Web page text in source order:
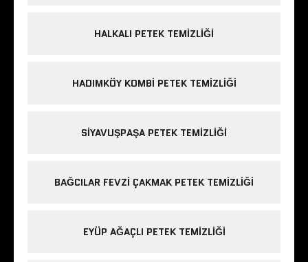
HALKALI PETEK TEMIZLIĞI
HADIMKÖY KOMBI PETEK TEMIZLIĞI
SIYAVUŞPAŞA PETEK TEMIZLIĞI
BAĞCILAR FEVZI ÇAKMAK PETEK TEMIZLIĞI
EYÜP AĞAÇLI PETEK TEMIZLIĞI